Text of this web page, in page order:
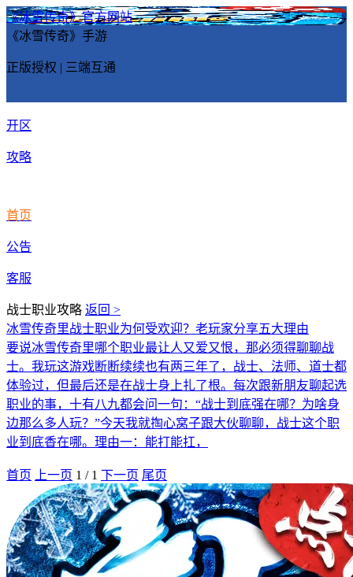
《冰雪传奇》官方网站
《冰雪传奇》手游
正版授权 | 三端互通
开区
攻略
首页
公告
客服
战士职业攻略 返回 >
冰雪传奇里战士职业为何受欢迎？老玩家分享五大理由
要说冰雪传奇里哪个职业最让人又爱又恨，那必须得聊聊战
士。我玩这游戏断断续续也有两三年了，战士、法师、道士都
体验过，但最后还是在战士身上扎了根。每次跟新朋友聊起选
职业的事，十有八九都会问一句：“战士到底强在哪？为啥身
边那么多人玩？”今天我就掏心窝子跟大伙聊聊，战士这个职
业到底香在哪。理由一：能打能扛，
首页 上一页 1 / 1 下一页 尾页